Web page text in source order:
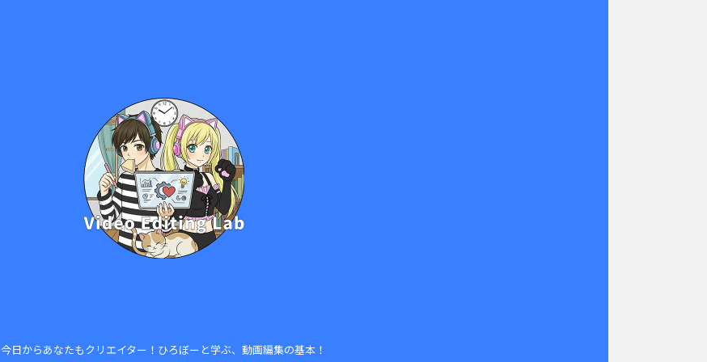
今日からあなたもクリエイター！ひろぼーと学ぶ、動画編集の基本！